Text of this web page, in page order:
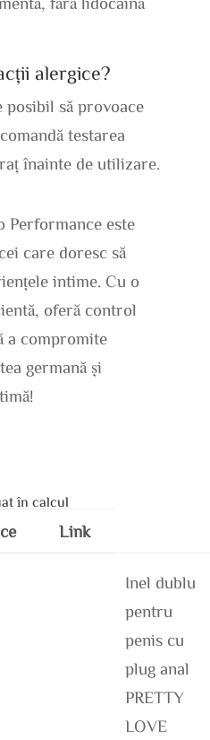
alergice?
posibil să provoace
testarea
înainte de utilizare.
Performance este
care doresc să
intime. Cu o
oferă control
a compromite
germană și
în calcul
Link
Inel dublu
pentru
penis cu
plug anal
PRETTY
LOVE